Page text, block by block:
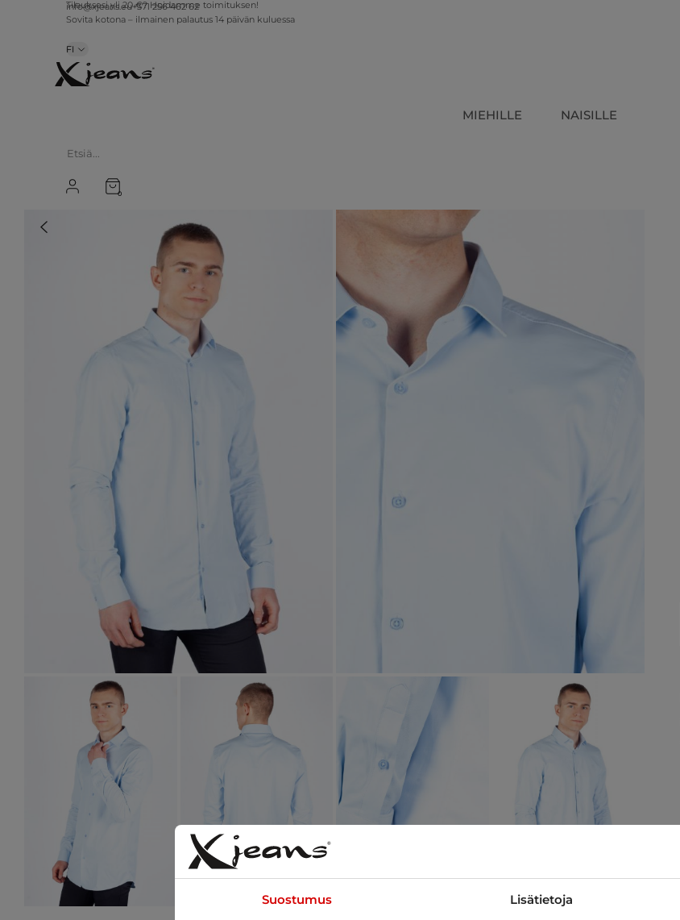
info@xjeans.eu+371 256 462 62
Tilauksesi yli 20 €? Hoidamme toimituksen!
Sovita kotona – ilmainen palautus 14 päivän kuluessa
FI
MIEHILLE NAISILLE
0
Suostumus Lisätietoja